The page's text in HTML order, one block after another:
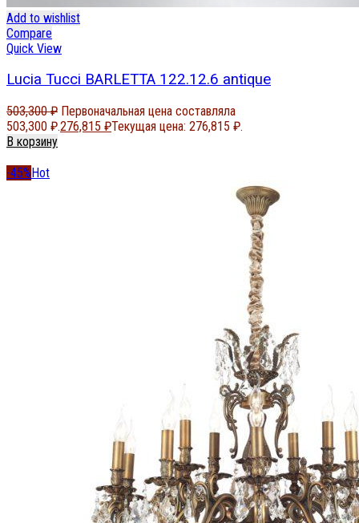
Add to wishlist
Compare
Quick View
Lucia Tucci BARLETTA 122.12.6 antique
503,300₽ Первоначальная цена составляла
503,300 ₽.276,815 ₽Текущая цена: 276,815 ₽.
В корзину
-45%Hot